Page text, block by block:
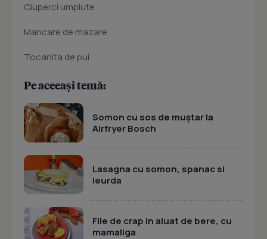
Ciuperci umplute
Mancare de mazare
Tocanita de pui
Pe aceeași temă:
Somon cu sos de muștar la
Airfryer Bosch
Lasagna cu somon, spanac si
leurda
File de crap in aluat de bere, cu
mamaliga